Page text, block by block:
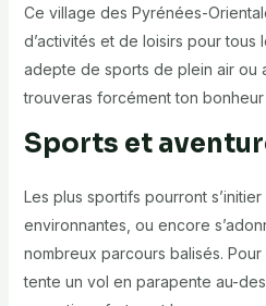
Ce village des Pyrénées-
d’activités et de loisirs pour tous
adepte de sports de plein air ou
trouveras forcément ton bonheur
Sports et
Les plus sportifs pourront
environnantes, ou encore
nombreux parcours balisés.
tente un vol en parapente au-